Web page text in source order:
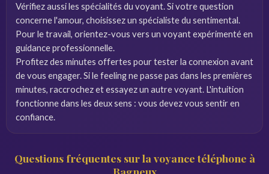
Vérifiez aussi les spécialités du voyant. Si votre question
concerne l'amour, choisissez un spécialiste du sentimental.
Pour le travail, orientez-vous vers un voyant expérimenté en
guidance professionnelle.
Profitez des minutes offertes pour tester la connexion avant
de vous engager. Si le feeling ne passe pas dans les premières
minutes, raccrochez et essayez un autre voyant. L'intuition
fonctionne dans les deux sens : vous devez vous sentir en
confiance.
Questions fréquentes sur la voyance téléphone à